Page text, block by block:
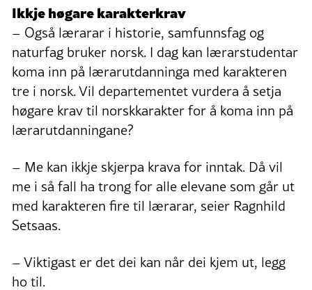
Ikkje høgare karakterkrav
– Også lærarar i historie, samfunnsfag og
naturfag bruker norsk. I dag kan lærarstudentar
koma inn på lærarutdanninga med karakteren
tre i norsk. Vil departementet vurdera å setja
høgare krav til norskkarakter for å koma inn på
lærarutdanningane?
– Me kan ikkje skjerpa krava for inntak. Då vil
me i så fall ha trong for alle elevane som går ut
med karakteren fire til lærarar, seier Ragnhild
Setsaas.
– Viktigast er det dei kan når dei kjem ut, legg
ho til.